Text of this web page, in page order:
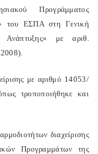
Προγράμματος
του ΕΣΠΑ στη Γενική
Ανάπτυξης» με αριθ.
με αριθμό 14053/
τροποποιήθηκε και
διαχείρισης
Προγραμμάτων της